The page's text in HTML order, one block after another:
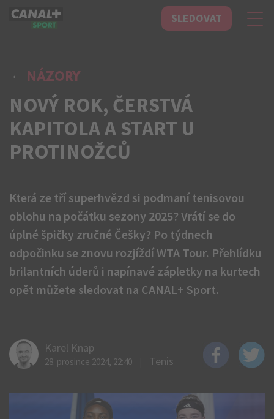
CANAL+ Sport SLEDOVAT
NÁZORY
NOVÝ ROK, ČERSTVÁ
KAPITOLA A START U
PROTINOŽCŮ
Která ze tří superhvězd si podmaní tenisovou
oblohu na počátku sezony 2025? Vrátí se do
úplné špičky zručné Češky? Po týdnech
odpočinku se znovu rozjíždí WTA Tour. Přehlídku
brilantních úderů i napínavé zápletky na kurtech
opět můžete sledovat na CANAL+ Sport.
Karel Knap
28. prosince 2024, 22:40 Tenis